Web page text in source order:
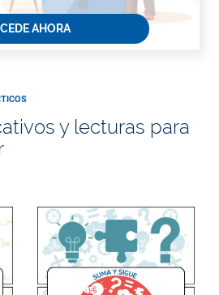
AHORA
y lecturas para